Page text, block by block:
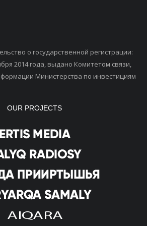
о государственной регистрации:
2014 года, выдано Комитетом связи,
Министерства по инвестициям
OUR PROJECTS